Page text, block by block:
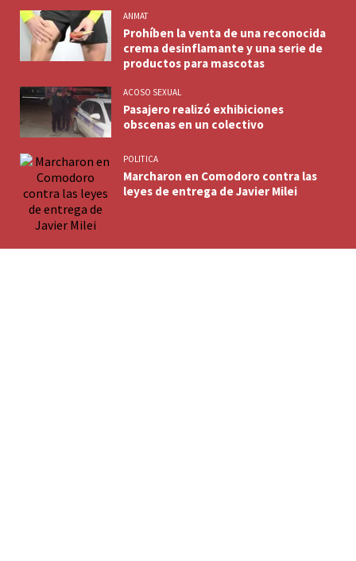
ANMAT
Prohíben la venta de una reconocida
crema desinflamante y una serie de
productos para mascotas
ACOSO SEXUAL
Pasajero realizó exhibiciones
obscenas en un colectivo
POLITICA
Marcharon en Comodoro contra las
leyes de entrega de Javier Milei